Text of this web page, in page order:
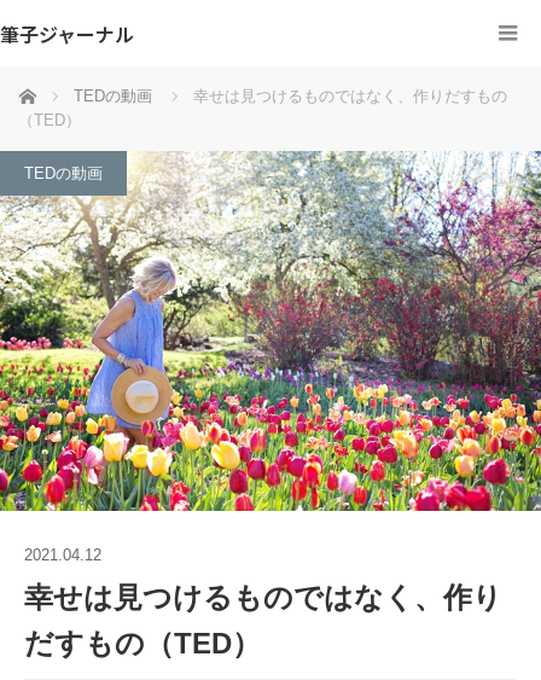
筆子ジャーナル
ホーム TEDの動画
幸せは見つけるものではなく、作りだすもの
（TED）
TEDの動画
2021.04.12
幸せは見つけるものではなく、作り
だすもの（TED）